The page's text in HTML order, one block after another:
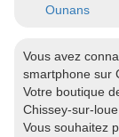
Ounans
Vous avez
smartphone sur
Votre boutique
Chissey-sur-
Vous souhaitez